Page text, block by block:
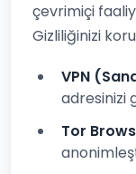
çevrimiçi
Gizliliğinizi
VPN
adresinizi
Tor